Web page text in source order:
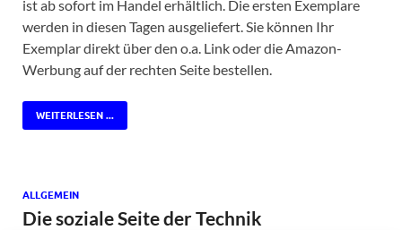
ist ab sofort im Handel erhältlich. Die ersten Exemplare
werden in diesen Tagen ausgeliefert. Sie können Ihr
Exemplar direkt über den o.a. Link oder die Amazon-
Werbung auf der rechten Seite bestellen.
WEITERLESEN ...
ALLGEMEIN
Die soziale Seite der Technik